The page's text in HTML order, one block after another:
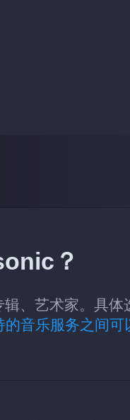
？
、艺术家。具体
的音乐服务之间可